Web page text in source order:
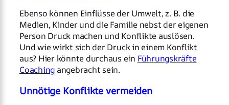
Ebenso können Einflüsse der Umwelt, z. B. die
Medien, Kinder und die Familie nebst der eigenen
Person Druck machen und Konflikte auslösen.
Und wie wirkt sich der Druck in einem Konflikt
aus? Hier könnte durchaus ein Führungskräfte
Coachingangebracht sein.
Unnötige Konflikte vermeiden